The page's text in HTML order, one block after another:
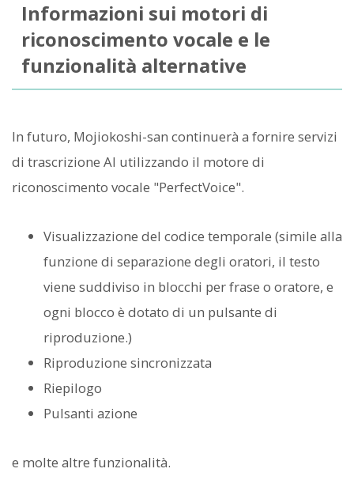
Informazioni sui motori di
riconoscimento vocale e le
funzionalità alternative
In futuro, Mojiokoshi-san continuerà a fornire servizi
di trascrizione AI utilizzando il motore di
riconoscimento vocale "PerfectVoice".
Visualizzazione del codice temporale (simile alla
funzione di separazione degli oratori, il testo
viene suddiviso in blocchi per frase o oratore, e
ogni blocco è dotato di un pulsante di
riproduzione.)
Riproduzione sincronizzata
Riepilogo
Pulsanti azione
e molte altre funzionalità.